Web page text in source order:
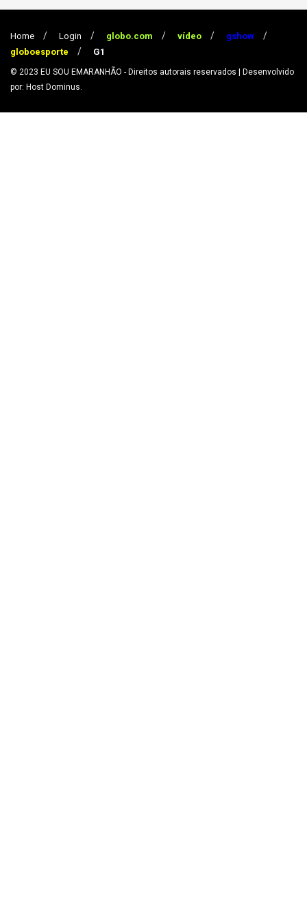
Home Login globo.com vídeo
gshow
globoesporte
G1
© 2023 EU SOU EMARANHÃO - Direitos autorais reservados | Desenvolvido
por: Host Dominus.